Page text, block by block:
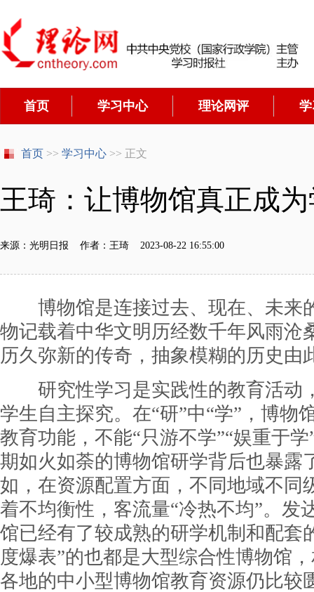
首页 学习中心 理论网评
首页 >> 学习中心 >> 正文
王琦：让博物馆真正成
来源：光明日报 作者：王琦 2023-08-22 16:55:00
博物馆是连接过去、现在、未来
物记载着中华文明历经数千年风雨沧
历久弥新的传奇，抽象模糊的历史由
研究性学习是实践性的教育活动
学生自主探究。在“研”中“学”，博物
教育功能，不能“只游不学”“娱重于
期如火如荼的博物馆研学背后也暴露
如，在资源配置方面，不同地域不同
着不均衡性，客流量“冷热不均”。发
馆已经有了较成熟的研学机制和配套
度爆表”的也都是大型综合性博物馆
各地的中小型博物馆教育资源仍比较